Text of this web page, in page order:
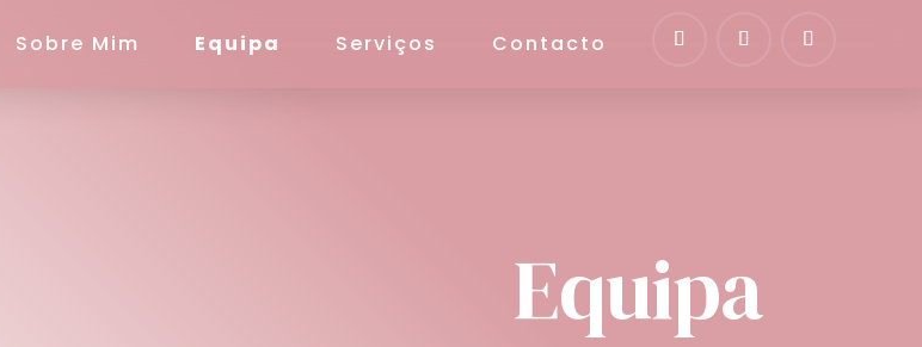
Sobre Mim Equipa Serviços Contacto
Equipa